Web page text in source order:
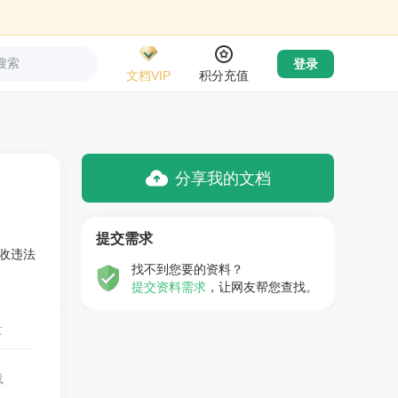
索
文档VIP
积分充值
登录
违法
分享我的文档
提交需求
找不到您要的资料？
提交资料需求 ，让网友帮您查找。